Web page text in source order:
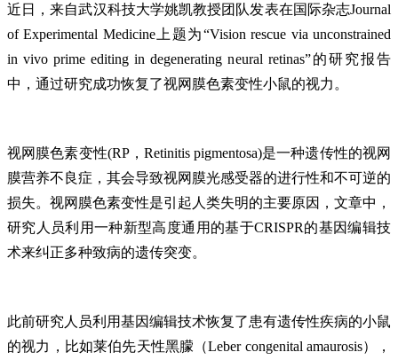
近日，来自武汉科技大学姚凯教授团队发表在国际杂志Journal
of Experimental Medicine上题为“Vision rescue via unconstrained
in vivo prime editing in degenerating neural retinas”的研究报告
中，通过研究成功恢复了视网膜色素变性小鼠的视力。
视网膜色素变性(RP，Retinitis pigmentosa)是一种遗传性的视网
膜营养不良症，其会导致视网膜光感受器的进行性和不可逆的
损失。视网膜色素变性是引起人类失明的主要原因，文章中，
研究人员利用一种新型高度通用的基于CRISPR的基因编辑技
术来纠正多种致病的遗传突变。
此前研究人员利用基因编辑技术恢复了患有遗传性疾病的小鼠
的视力，比如莱伯先天性黑朦（Leber congenital amaurosis），